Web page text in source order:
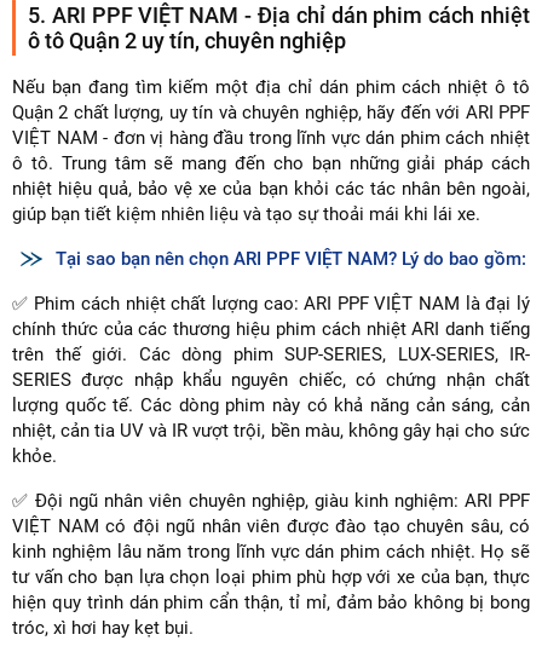
5. ARI PPF VIỆT NAM - Địa chỉ dán phim cách nhiệt
ô tô Quận 2 uy tín, chuyên nghiệp
Nếu bạn đang tìm kiếm một địa chỉ dán phim cách nhiệt ô tô
Quận 2 chất lượng, uy tín và chuyên nghiệp, hãy đến với ARI PPF
VIỆT NAM - đơn vị hàng đầu trong lĩnh vực dán phim cách nhiệt
ô tô. Trung tâm sẽ mang đến cho bạn những giải pháp cách
nhiệt hiệu quả, bảo vệ xe của bạn khỏi các tác nhân bên ngoài,
giúp bạn tiết kiệm nhiên liệu và tạo sự thoải mái khi lái xe.
Tại sao bạn nên chọn ARI PPF VIỆT NAM? Lý do bao gồm:
✅ Phim cách nhiệt chất lượng cao: ARI PPF VIỆT NAM là đại lý
chính thức của các thương hiệu phim cách nhiệt ARI danh tiếng
trên thế giới. Các dòng phim SUP-SERIES, LUX-SERIES, IR-
SERIES được nhập khẩu nguyên chiếc, có chứng nhận chất
lượng quốc tế. Các dòng phim này có khả năng cản sáng, cản
nhiệt, cản tia UV và IR vượt trội, bền màu, không gây hại cho sức
khỏe.
✅ Đội ngũ nhân viên chuyên nghiệp, giàu kinh nghiệm: ARI PPF
VIỆT NAM có đội ngũ nhân viên được đào tạo chuyên sâu, có
kinh nghiệm lâu năm trong lĩnh vực dán phim cách nhiệt. Họ sẽ
tư vấn cho bạn lựa chọn loại phim phù hợp với xe của bạn, thực
hiện quy trình dán phim cẩn thận, tỉ mỉ, đảm bảo không bị bong
tróc, xì hơi hay kẹt bụi.